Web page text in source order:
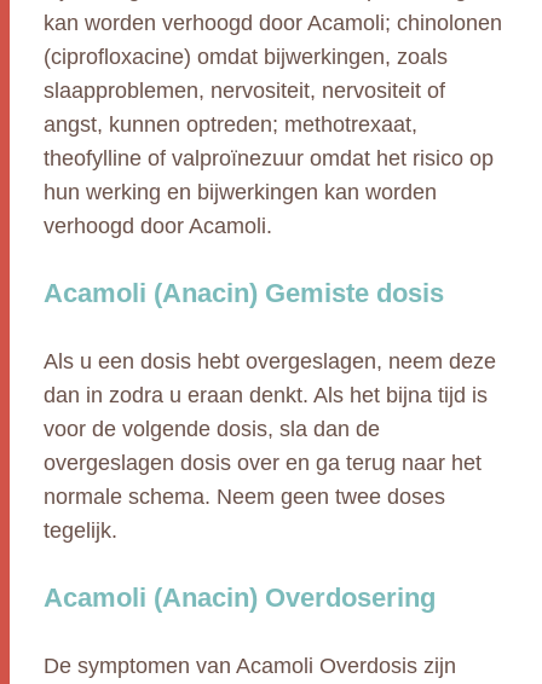
kan worden verhoogd door Acamoli; chinolonen
(ciprofloxacine) omdat bijwerkingen, zoals
slaapproblemen, nervositeit, nervositeit of
angst, kunnen optreden; methotrexaat,
theofylline of valproïnezuur omdat het risico op
hun werking en bijwerkingen kan worden
verhoogd door Acamoli.
Acamoli (Anacin) Gemiste dosis
Als u een dosis hebt overgeslagen, neem deze
dan in zodra u eraan denkt. Als het bijna tijd is
voor de volgende dosis, sla dan de
overgeslagen dosis over en ga terug naar het
normale schema. Neem geen twee doses
tegelijk.
Acamoli (Anacin) Overdosering
De symptomen van Acamoli Overdosis zijn